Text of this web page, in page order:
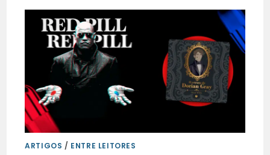
ARTIGOS / ENTRE LEITORES